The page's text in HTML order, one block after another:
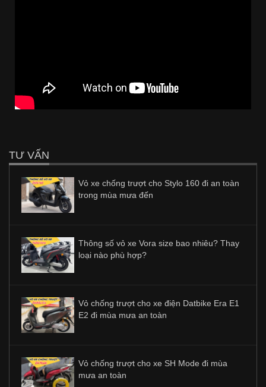
TƯ VẤN
Vỏ xe chống trượt cho Stylo 160 đi an toàn
trong mùa mưa đến
Thông số vỏ xe Vora size bao nhiêu? Thay
loại nào phù hợp?
Vỏ chống trượt cho xe điện Datbike Era E1
E2 đi mùa mưa an toàn
Vỏ chống trượt cho xe SH Mode đi mùa
mưa an toàn